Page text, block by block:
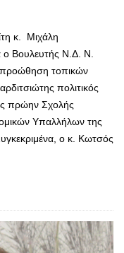
κ. Μιχάλη
ο Βουλευτής Ν.Δ. Ν.
προώθηση τοπικών
πολιτικός
πρώην Σχολής
Υπαλλήλων της
ο κ. Κωτσός